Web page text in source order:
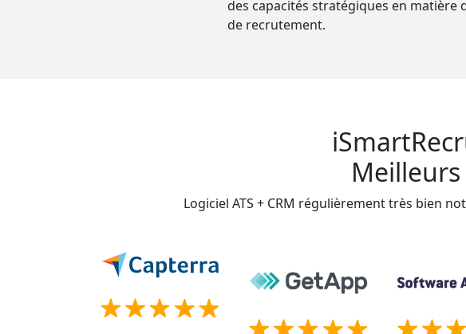
des capacités stratégiques en
de recrutement.
Logiciel ATS + CRM régulièrement très bien